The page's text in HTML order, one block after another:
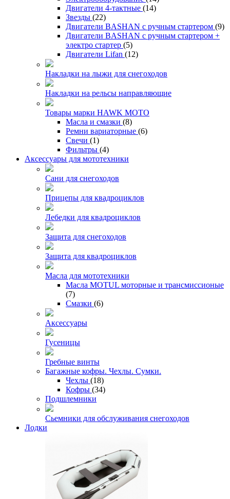
Двигатели 4-тактные (14)
Звезды (22)
Двигатели BASHAN с ручным стартером (9)
Двигатели BASHAN с ручным стартером +
электро стартер (5)
Двигатели Lifan (12)
Накладки на лыжи для снегоходов
Накладки на рельсы направляющие
Товары марки HAWK MOTO
Масла и смазки (8)
Ремни вариаторные (6)
Свечи (1)
Фильтры (4)
Аксессуары для мототехники
Сани для снегоходов
Прицепы для квадроциклов
Лебедки для квадроциклов
Защита для снегоходов
Защита для квадроциклов
Масла для мототехники
Масла MOTUL моторные и трансмиссионые
(7)
Смазки (6)
Аксессуары
Гусеницы
Гребные винты
Багажные кофры. Чехлы. Сумки.
Чехлы (18)
Кофры (34)
Подшлемники
Сьемники для обслуживания снегоходов
Лодки